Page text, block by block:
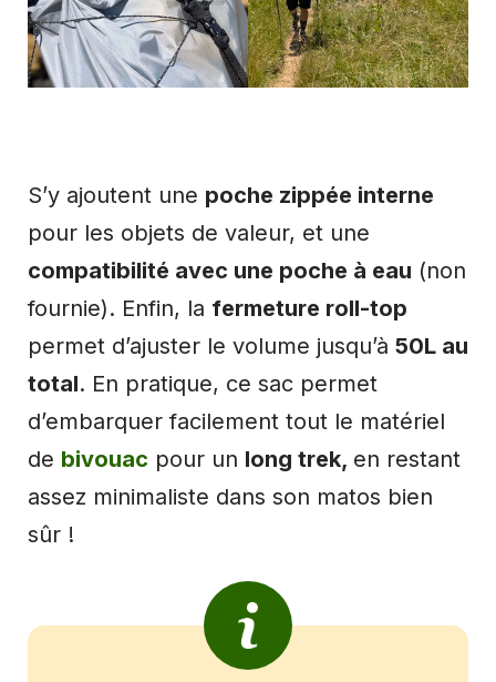
S’y ajoutent une poche zippée interne
pour les objets de valeur, et une
compatibilité avec une poche à eau (non
fournie). Enfin, la fermeture roll-top
permet d’ajuster le volume jusqu’à 50L au
total. En pratique, ce sac permet
d’embarquer facilement tout le matériel
de bivouac pour un long trek, en restant
assez minimaliste dans son matos bien
sûr !